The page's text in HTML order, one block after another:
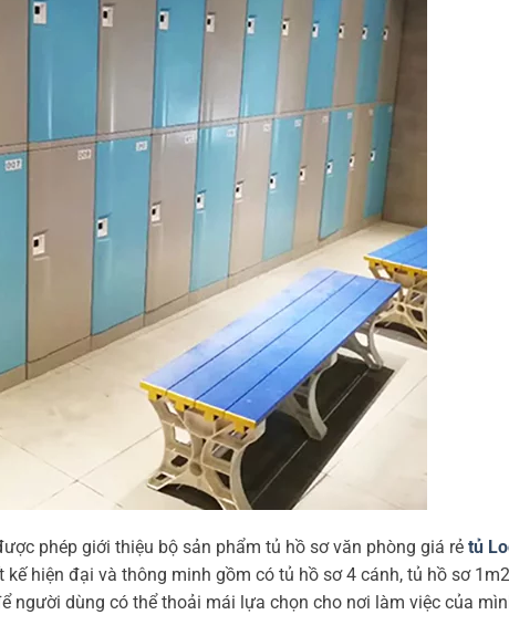
phép giới thiệu bộ sản phẩm tủ hồ sơ văn phòng giá rẻ tủ
hiện đại và thông minh gồm có tủ hồ sơ 4 cánh, tủ hồ sơ
người dùng có thể thoải mái lựa chọn cho nơi làm việc của